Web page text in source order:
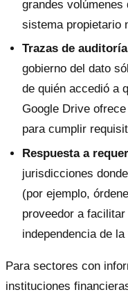
grandes
sistema propietario
Trazas de
gobierno del dato
de quién accedió a
Google Drive
para cumplir
Respuesta a
jurisdicciones
(por ejemplo,
proveedor a
independencia de
Para sectores con
instituciones